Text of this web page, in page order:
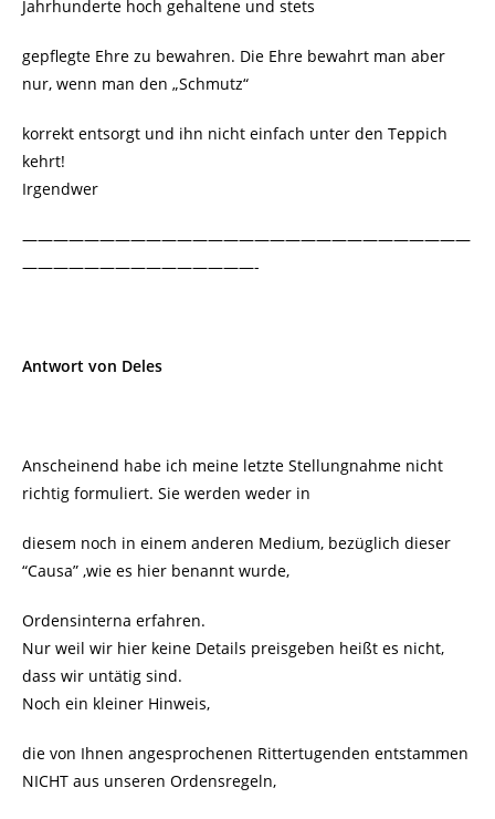
Jahrhunderte hoch gehaltene und stets
gepflegte Ehre zu bewahren. Die Ehre bewahrt man aber
nur, wenn man den „Schmutz“
korrekt entsorgt und ihn nicht einfach unter den Teppich
kehrt!
Irgendwer
—————————————————————————————
———————————————-
Antwort von Deles
Anscheinend habe ich meine letzte Stellungnahme nicht
richtig formuliert. Sie werden weder in
diesem noch in einem anderen Medium, bezüglich dieser
“Causa” ,wie es hier benannt wurde,
Ordensinterna erfahren.
Nur weil wir hier keine Details preisgeben heißt es nicht,
dass wir untätig sind.
Noch ein kleiner Hinweis,
die von Ihnen angesprochenen Rittertugenden entstammen
NICHT aus unseren Ordensregeln,